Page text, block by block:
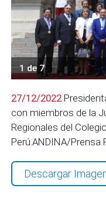
1 de 7
27/12/2022
con miembros de la
Regionales del
Perú.ANDINA/Prensa
Descargar